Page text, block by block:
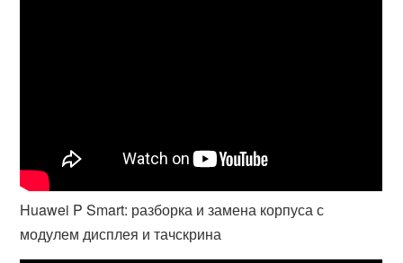
Huawei P Smart: разборка и замена корпуса с
модулем дисплея и тачскрина